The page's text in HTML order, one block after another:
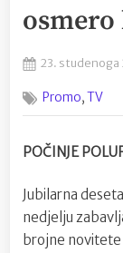
Posted
23. studenoga
Promo,TV
POČINJE
Jubilarna
nedjelju
brojne novitete